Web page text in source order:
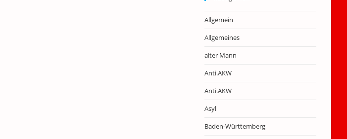
Allgemein
Allgemeines
alter Mann
Anti.AKW
Anti.AKW
Asyl
Baden-Württemberg